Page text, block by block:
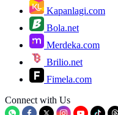
Kapanlagi.com
Bola.net
Merdeka.com
Brilio.net
Fimela.com
Connect with Us